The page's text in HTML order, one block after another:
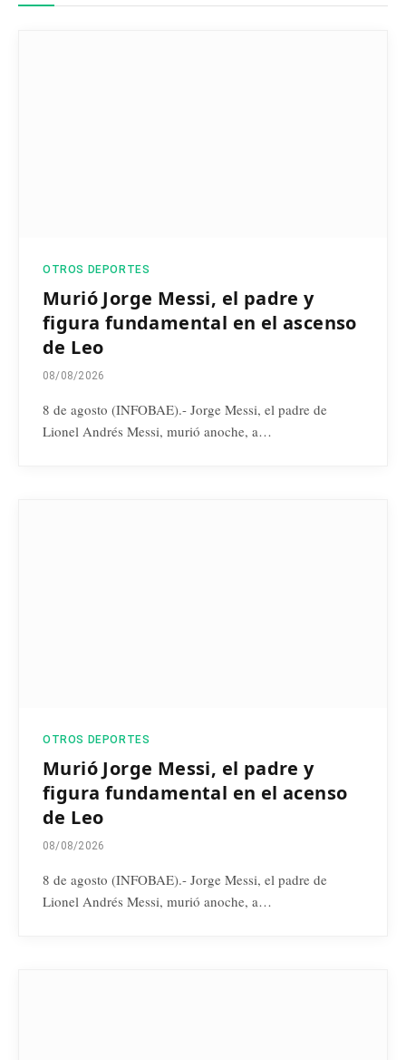
OTROS DEPORTES
Murió Jorge Messi, el padre y
figura fundamental en el ascenso
de Leo
08/08/2026
8 de agosto (INFOBAE).- Jorge Messi, el padre de
Lionel Andrés Messi, murió anoche, a…
OTROS DEPORTES
Murió Jorge Messi, el padre y
figura fundamental en el acenso
de Leo
08/08/2026
8 de agosto (INFOBAE).- Jorge Messi, el padre de
Lionel Andrés Messi, murió anoche, a…